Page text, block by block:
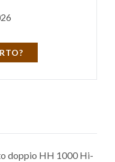
doppio HH 1000 Hi-